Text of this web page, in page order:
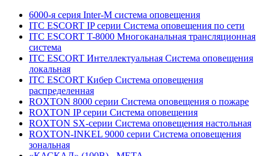
6000-я серия Inter-M система оповещения
ITC ESCORT IP серии Система оповещения по сети
ITC ESCORT T-8000 Многоканальная трансляционная
система
ITC ESCORT Интеллектуальная Система оповещения
локальная
ITC ESCORT Кибер Система оповещения
распределенная
ROXTON 8000 серии Система оповещения о пожаре
ROXTON IP серии Система оповещения
ROXTON SX-серии Система оповещения настольная
ROXTON-INKEL 9000 серии Система оповещения
зональная